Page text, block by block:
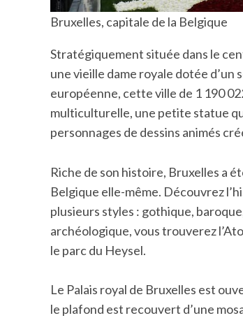
Bruxelles, capitale de la Belgique
Stratégiquement située dans le
une vieille dame royale dotée d’un
européenne, cette ville de 1 190
multiculturelle, une petite statue
personnages de dessins animés
Riche de son histoire, Bruxelles a
Belgique elle-même. Découvrez
plusieurs styles : gothique,
archéologique, vous trouverez
le parc du Heysel.
Le Palais royal de Bruxelles est
le plafond est recouvert d’une